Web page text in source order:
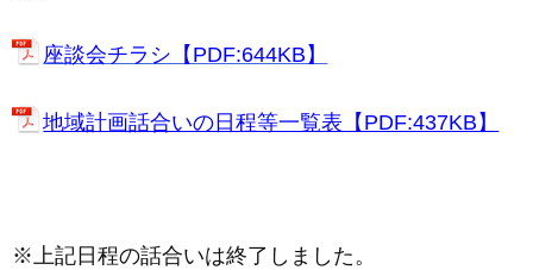
座談会チラシ【PDF:644KB】
地域計画話合いの日程等一覧表【PDF:437KB】
※上記日程の話合いは終了しました。